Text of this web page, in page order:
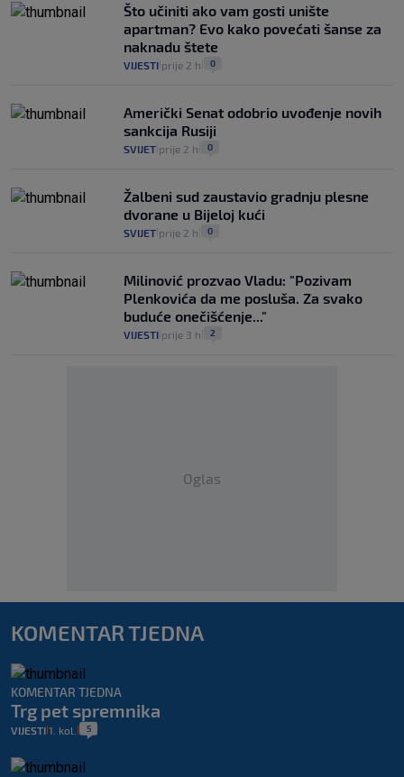
Što učiniti ako vam gosti unište
apartman? Evo kako povećati šanse za
naknadu štete
VIJESTI prije 2 h 0
Američki Senat odobrio uvođenje novih
sankcija Rusiji
SVIJET prije 2 h 0
Žalbeni sud zaustavio gradnju plesne
dvorane u Bijeloj kući
SVIJET prije 2 h 0
Milinović prozvao Vladu: "Pozivam
Plenkovića da me posluša. Za svako
buduće onečišćenje..."
VIJESTI prije 3 h 2
Oglas
KOMENTAR TJEDNA
KOMENTAR TJEDNA
Trg pet spremnika
VIJESTI 1. kol. 5